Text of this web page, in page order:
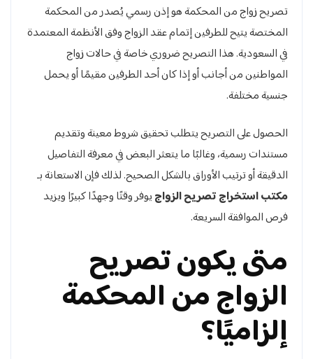
تصريح زواج من المحكمة هو إذن رسمي يُصدر من المحكمة
المختصة يتيح للطرفين إتمام عقد الزواج وفق الأنظمة المعتمدة
في السعودية. هذا التصريح ضروري خاصة في حالات زواج
المواطنين من أجانب أو إذا كان أحد الطرفين مقيمًا أو يحمل
جنسية مختلفة.
الحصول على التصريح يتطلب تحقيق شروط معينة وتقديم
مستندات رسمية، وغالبًا ما يتعثر البعض في معرفة التفاصيل
الدقيقة أو ترتيب الأوراق بالشكل الصحيح. لذلك فإن الاستعانة بـ
مكتب استخراج تصريح الزواجيوفر وقتًا وجهدًا كبيرًا ويزيد
فرص الموافقة السريعة.
متى يكون تصريح
الزواج من المحكمة
إلزاميًا؟